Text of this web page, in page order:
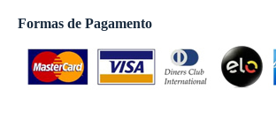
Formas de Pagamento